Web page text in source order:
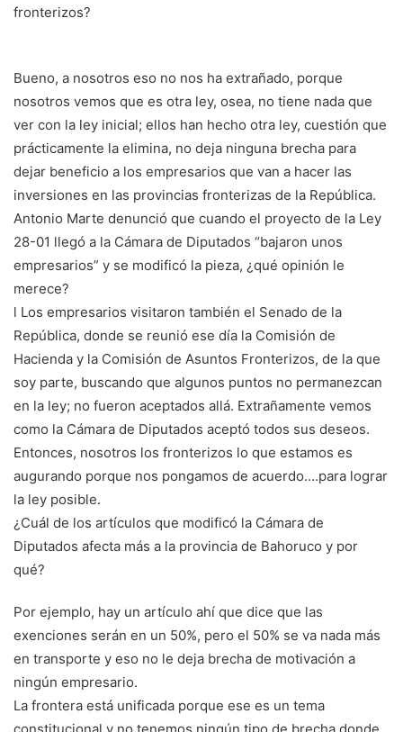
fronterizos?
Bueno, a nosotros eso no nos ha extrañado, porque
nosotros vemos que es otra ley, osea, no tiene nada que
ver con la ley inicial; ellos han hecho otra ley, cuestión que
prácticamente la elimina, no deja ninguna brecha para
dejar beneficio a los empresarios que van a hacer las
inversiones en las provincias fronterizas de la República.
Antonio Marte denunció que cuando el proyecto de la Ley
28-01 llegó a la Cámara de Diputados “bajaron unos
empresarios” y se modificó la pieza, ¿qué opinión le
merece?
l Los empresarios visitaron también el Senado de la
República, donde se reunió ese día la Comisión de
Hacienda y la Comisión de Asuntos Fronterizos, de la que
soy parte, buscando que algunos puntos no permanezcan
en la ley; no fueron aceptados allá. Extrañamente vemos
como la Cámara de Diputados aceptó todos sus deseos.
Entonces, nosotros los fronterizos lo que estamos es
augurando porque nos pongamos de acuerdo….para lograr
la ley posible.
¿Cuál de los artículos que modificó la Cámara de
Diputados afecta más a la provincia de Bahoruco y por
qué?
Por ejemplo, hay un artículo ahí que dice que las
exenciones serán en un 50%, pero el 50% se va nada más
en transporte y eso no le deja brecha de motivación a
ningún empresario.
La frontera está unificada porque ese es un tema